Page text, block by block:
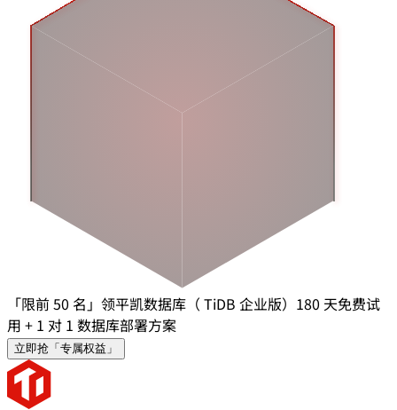
「限前 50 名」领平凯数据库（ TiDB 企业版）180 天免费试
用 + 1 对 1 数据库部署方案
立即抢「专属权益」